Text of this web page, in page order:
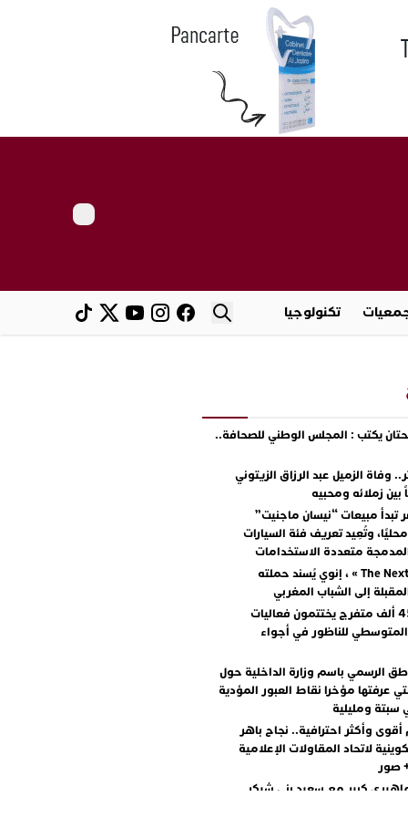
تكنولوجيا
يكتب : المجلس الوطني للصحافة..
وفاة الزميل عبد الرزاق الزيتوني
بين زملائه ومحبيه
تبدأ مبيعات “نيسان ماجنيت”
وتُعِيد تعريف فئة السيارات
متعددة الاستخدامات
مع « The Next Ad » ، إنوي يُسند حملته
إلى الشباب المغربي
أكثر من 45 ألف متفرج يختتمون فعاليات
المتوسطي للناظور في أجواء
الرسمي باسم وزارة الداخلية حول
عرفتها مؤخرا نقاط العبور المؤدية
سبتة ومليلية
أقوى وأكثر احترافية.. نجاح باهر
لاتحاد المقاولات الإعلامية
+ صور
كبير مع سعيد بني شيكر